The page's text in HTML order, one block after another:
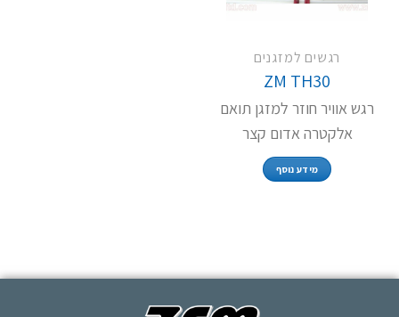
רגשים למזגנים
ZM TH30
רגש אוויר חוזר למזגן תואם
אלקטרה אדום קצר
מידע נוסף